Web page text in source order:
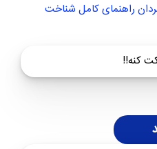
راهنمای کامل شناخت
کنه!!